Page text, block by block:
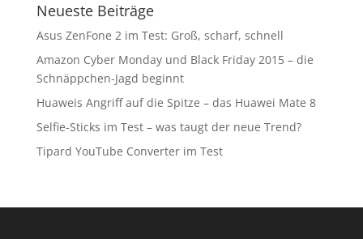
Neueste Beiträge
Asus ZenFone 2 im Test: Groß, scharf, schnell
Amazon Cyber Monday und Black Friday 2015 – die
Schnäppchen-Jagd beginnt
Huaweis Angriff auf die Spitze – das Huawei Mate 8
Selfie-Sticks im Test – was taugt der neue Trend?
Tipard YouTube Converter im Test